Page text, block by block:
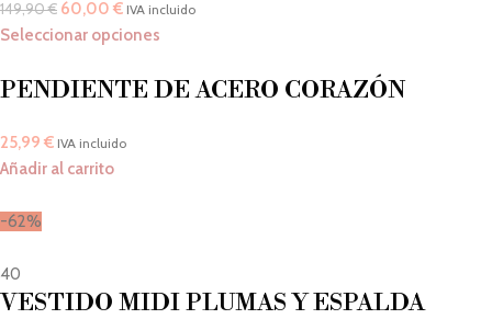
149,90€ 60,00 € IVA incluido
Seleccionar opciones
PENDIENTE DE ACERO CORAZÓN
25,99 € IVA incluido
Añadir al carrito
-62%
40
VESTIDO MIDI PLUMAS Y ESPALDA